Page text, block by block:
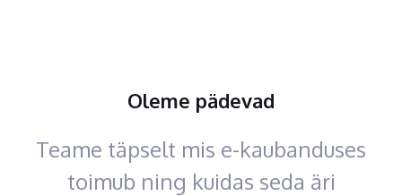
Oleme pädevad
Teame täpselt mis e-kaubanduses
toimub ning kuidas seda äri